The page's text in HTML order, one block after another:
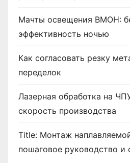
Мачты освещения ВМОН:
эффективность ночью
Как согласовать резку
переделок
Лазерная обработка на
скорость производства
Title: Монтаж
пошаговое руководство и